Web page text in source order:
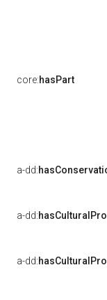
core:hasPart
a-dd:
a-dd:
a-dd: